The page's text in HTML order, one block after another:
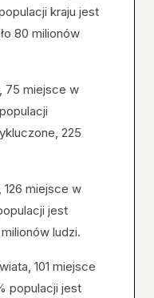
kraju jest
80 milionów
75 miejsce w
225
126 miejsce w
jest
ludzi.
101 miejsce
populacji jest